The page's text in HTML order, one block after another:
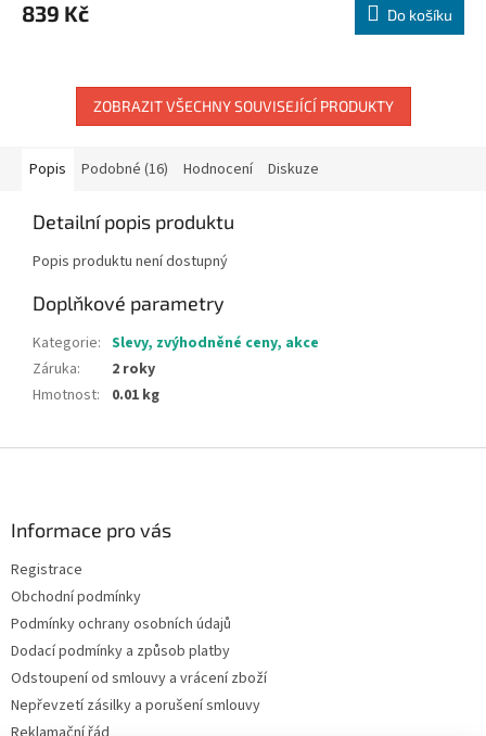
839 Kč Do košíku
ZOBRAZIT VŠECHNY SOUVISEJÍCÍ PRODUKTY
Popis Podobné (16) Hodnocení Diskuze
Detailní popis produktu
Popis produktu není dostupný
Doplňkové parametry
Kategorie: Slevy, zvýhodněné ceny, akce
Záruka:
2 roky
Hmotnost: 0.01 kg
Informace pro vás
Registrace
Obchodní podmínky
Podmínky ochrany osobních údajů
Dodací podmínky a způsob platby
Odstoupení od smlouvy a vrácení zboží
Nepřevzetí zásilky a porušení smlouvy